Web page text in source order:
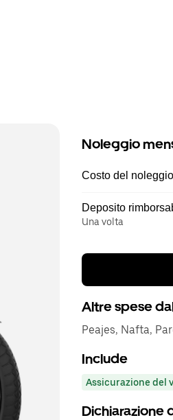
Noleggio
Costo del noleggio
Deposito
Una volta
Altre spese
Peajes, Nafta,
Include
Assicurazione del
Dichiarazione